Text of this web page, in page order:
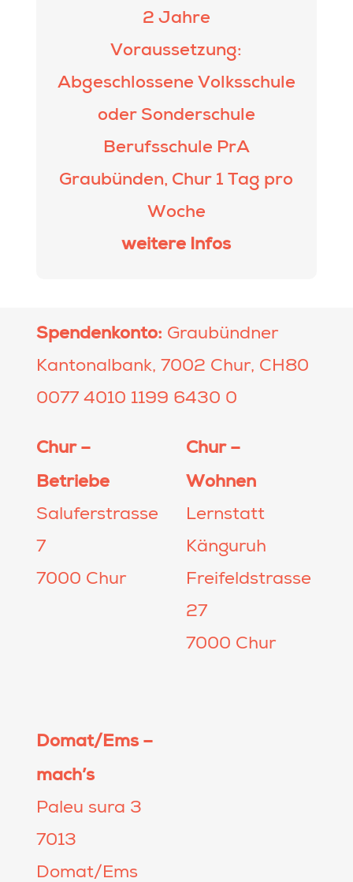
2 Jahre
Voraussetzung:
Abgeschlossene Volksschule
oder Sonderschule
Berufsschule PrA
Graubünden, Chur 1 Tag pro
Woche
weitere Infos
Spendenkonto: Graubündner
Kantonalbank, 7002 Chur, CH80
0077 4010 1199 6430 0
Chur –
Betriebe
Saluferstrasse
7
7000 Chur
Chur –
Wohnen
Lernstatt
Känguruh
Freifeldstrasse
27
7000 Chur
Domat/Ems –
mach’s
Paleu sura 3
7013
Domat/Ems